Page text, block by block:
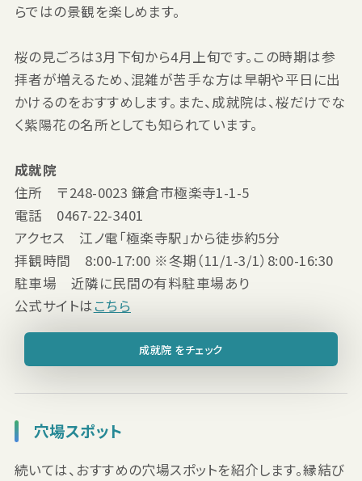
らではの景観を楽しめます。
桜の見ごろは3月下旬から4月上旬です。この時期は参
拝者が増えるため、混雑が苦手な方は早朝や平日に出
かけるのをおすすめします。また、成就院は、桜だけでな
く紫陽花の名所としても知られています。
成就院
住所 〒248-0023 鎌倉市極楽寺1-1-5
電話 0467-22-3401
アクセス 江ノ電「極楽寺駅」から徒歩約5分
拝観時間 8:00-17:00 ※冬期（11/1-3/1）8:00-16:30
駐車場 近隣に民間の有料駐車場あり
公式サイトはこちら
成就院 をチェック
穴場スポット
続いては、おすすめの穴場スポットを紹介します。縁結び